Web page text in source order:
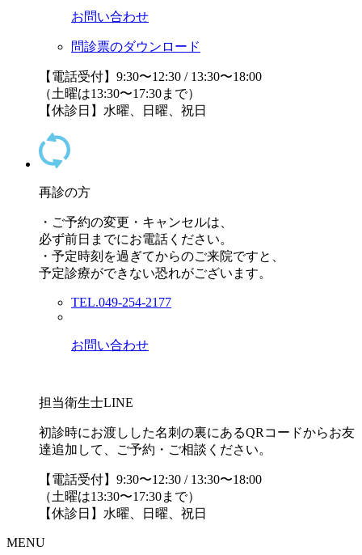
お問い合わせ
問診票のダウンロード
【電話受付】9:30〜12:30 / 13:30〜18:00
（土曜は13:30〜17:30まで）
【休診日】水曜、日曜、祝日
再診の方
・ご予約の変更・キャンセルは、
必ず前日までにお電話ください。
・予定時刻を過ぎてからのご来院ですと、
予定診療ができない恐れがございます。
TEL.049-254-2177
お問い合わせ
担当衛生士LINE
初診時にお渡しした名刺の裏にあるQRコードからお友
達追加して、ご予約・ご相談ください。
【電話受付】9:30〜12:30 / 13:30〜18:00
（土曜は13:30〜17:30まで）
【休診日】水曜、日曜、祝日
MENU